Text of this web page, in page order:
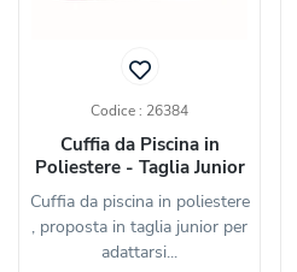
Codice : 26384
Cuffia da Piscina in
Poliestere - Taglia Junior
Cuffia da piscina in poliestere
, proposta in taglia junior per
adattarsi...